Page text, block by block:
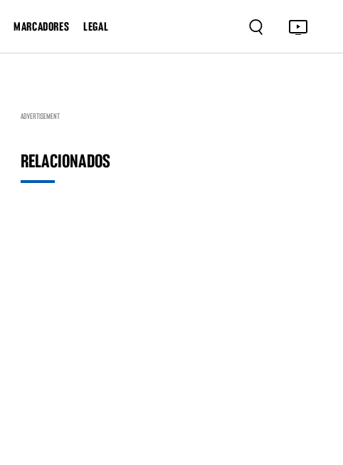
MARCADORES LEGAL
ADVERTISEMENT
RELACIONADOS